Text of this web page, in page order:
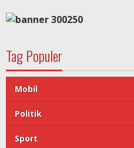
Tag Populer
Mobil
Politik
Sport